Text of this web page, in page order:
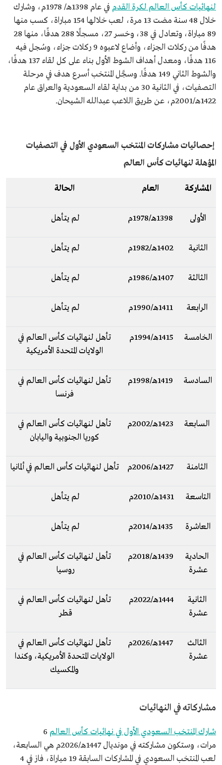
لنهائيات كأس العالم لكرة القدم
في عام 1398هـ/ 1978م، وشارك
خلال 48 سنة مضت 13 مرة، لعب خلالها 154 مباراة، كسب منها
89 مباراة، وتعادل في 38، وخسر 27، مسجلًا 288 هدفًا، منها 28
هدفًا من ركلات الجزاء، وأضاع لاعبوه 9 ركلات جزاء، وسُجل فيه
116 هدفًا، ومعدل أهداف الشوط الأول بناء على كل لقاء 137 هدفًا،
والشوط الثاني 149 هدفًا. وسجَّل المنتخب أسرع هدف في مرحلة
التصفيات، في الثانية 30 من بداية لقاء السعودية والعراق عام
1422هـ/2001م، عن طريق اللاعب عبدالله الشيحان.
إحصائيات مشاركات المنتخب السعودي الأول في التصفيات
المؤهلة لنهائيات كأس العالم
المشاركة العام الحالة
الأولى 1398هـ/1978م لم يتأهل
الثانية 1402هـ/1982م لم يتأهل
الثالثة 1407هـ/1986م لم يتأهل
الرابعة 1411هـ/1990م لم يتأهل
الخامسة 1415هـ/1994م
تأهل لنهائيات كأس العالم في
الولايات المتحدة الأمريكية
السادسة 1419هـ/1998م
تأهل لنهائيات كأس العالم في
فرنسا
السابعة 1423هـ/2002م
تأهل لنهائيات كأس العالم في
كوريا الجنوبية واليابان
الثامنة 1427هـ/2006م تأهل لنهائيات كأس العالم في ألمانيا
التاسعة 1431هـ/2010م لم يتأهل
العاشرة 1435هـ/2014م لم يتأهل
الحادية
عشرة
1439هـ/2018م
تأهل لنهائيات كأس العالم في
روسيا
الثانية
عشرة
1444هـ/2022م
تأهل لنهائيات كأس العالم في
قطر
الثالث
عشرة
1447هـ/2026م
تأهل لنهائيات كأس العالم في
الولايات المتحدة الأمريكية، وكندا
والمكسيك
مشاركاته في النهائيات
شارك المنتخب السعودي الأول في نهائيات كأس العالم 6
مرات، وستكون مشاركته في مونديال 1447هـ/2026م هي السابعة،
لعب المنتخب السعودي في المشاركات السابقة 19 مباراة، فاز في 4